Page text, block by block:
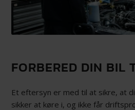
FORBERED DIN BIL
Et eftersyn er med til at sikre, at
sikker at køre i, og ikke får